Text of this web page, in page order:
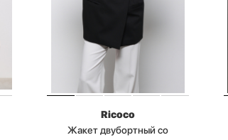
Ricoco
Жакет двубортный со